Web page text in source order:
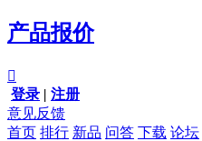
产品报价

登录 | 注册
意见反馈
首页 排行 新品 问答 下载 论坛